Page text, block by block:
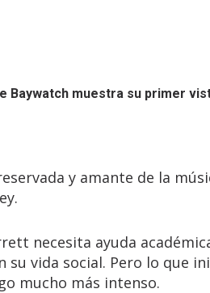
Baywatch muestra su primer
y amante de la
necesita ayuda
vida social. Pero lo que
mucho más intenso.